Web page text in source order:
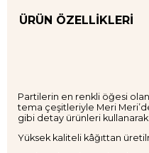
ÜRÜN ÖZELLIKLERI
Partilerin en renkli öğesi olan
tema çeşitleriyle Meri
gibi detay ürünleri
Yüksek kaliteli kâğıttan